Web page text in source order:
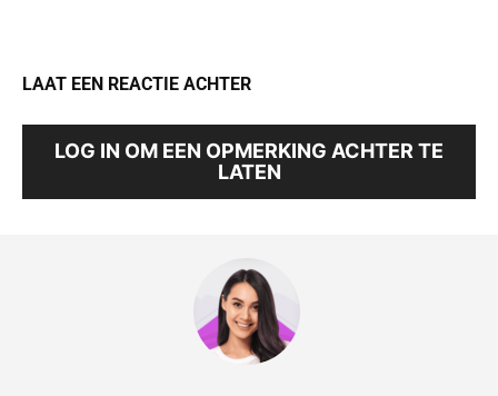
LAAT EEN REACTIE ACHTER
LOG IN OM EEN OPMERKING ACHTER TE
LATEN